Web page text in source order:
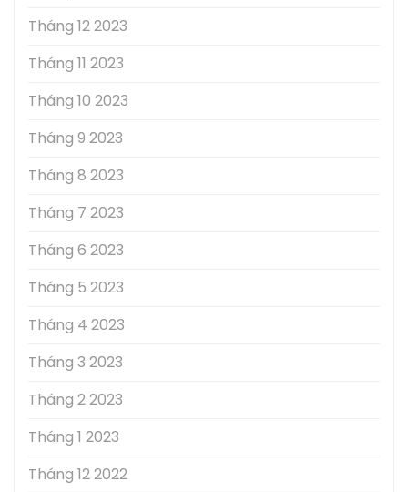
Tháng 12 2023
Tháng 11 2023
Tháng 10 2023
Tháng 9 2023
Tháng 8 2023
Tháng 7 2023
Tháng 6 2023
Tháng 5 2023
Tháng 4 2023
Tháng 3 2023
Tháng 2 2023
Tháng 1 2023
Tháng 12 2022